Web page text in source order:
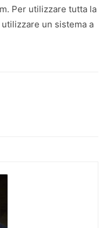
Per utilizzare tutta la
un sistema a